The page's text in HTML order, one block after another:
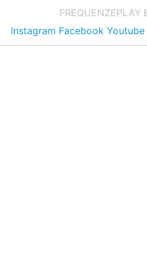
FREQUENZEPLAY
Instagram Facebook Youtube